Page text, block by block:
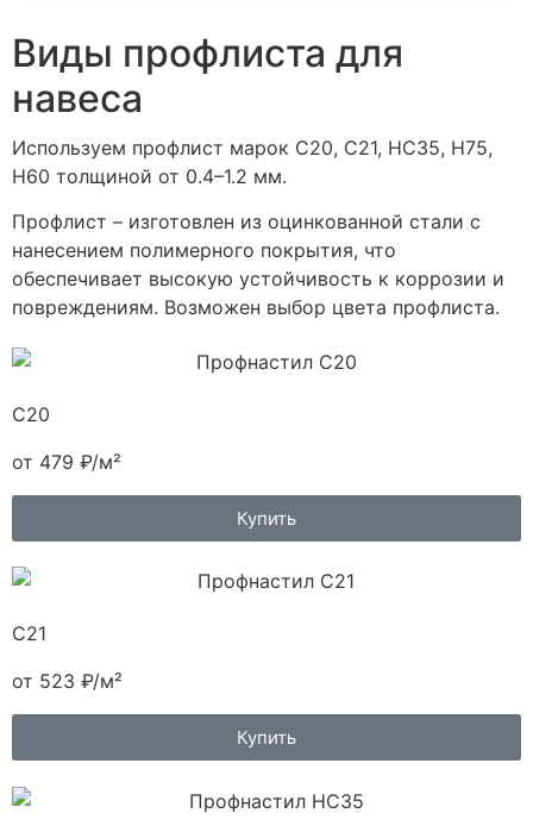
Виды профлиста для
навеса
Используем профлист марок С20, С21, НС35, H75,
H60 толщиной от 0.4–1.2 мм.
Профлист – изготовлен из оцинкованной стали с
нанесением полимерного покрытия, что
обеспечивает высокую устойчивость к коррозии и
повреждениям. Возможен выбор цвета профлиста.
С20
от 479 ₽/м²
Купить
С21
от 523 ₽/м²
Купить